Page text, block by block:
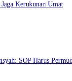
Kerukunan Umat
SOP Harus